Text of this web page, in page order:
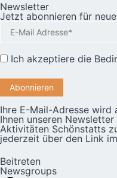
Newsletter
Jetzt abonnieren für
Ich akzeptiere die
Ihre E-Mail-Adresse wird
Ihnen unseren
Aktivitäten Schönstatts
jederzeit über den Link
Beitreten
Newsgroups